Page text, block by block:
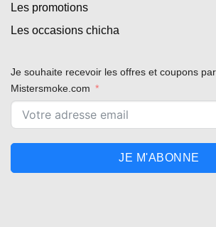
Les promotions
Les occasions chicha
Je souhaite recevoir les offres et coupons
Mistersmoke.com
JE M'ABONNE